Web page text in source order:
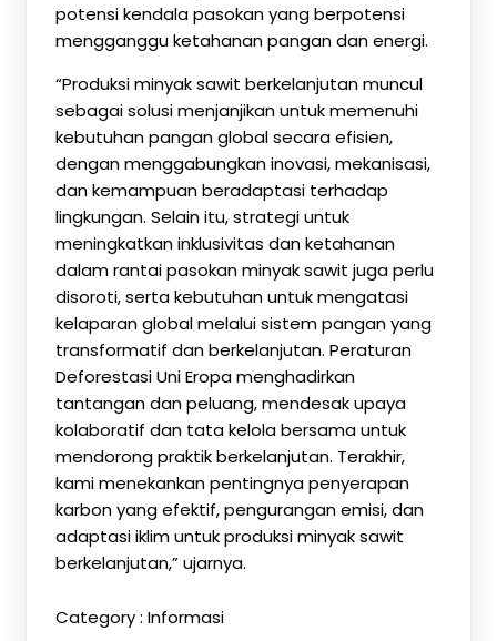
potensi kendala pasokan yang berpotensi
mengganggu ketahanan pangan dan energi.
“Produksi minyak sawit berkelanjutan muncul
sebagai solusi menjanjikan untuk memenuhi
kebutuhan pangan global secara efisien,
dengan menggabungkan inovasi, mekanisasi,
dan kemampuan beradaptasi terhadap
lingkungan. Selain itu, strategi untuk
meningkatkan inklusivitas dan ketahanan
dalam rantai pasokan minyak sawit juga perlu
disoroti, serta kebutuhan untuk mengatasi
kelaparan global melalui sistem pangan yang
transformatif dan berkelanjutan. Peraturan
Deforestasi Uni Eropa menghadirkan
tantangan dan peluang, mendesak upaya
kolaboratif dan tata kelola bersama untuk
mendorong praktik berkelanjutan. Terakhir,
kami menekankan pentingnya penyerapan
karbon yang efektif, pengurangan emisi, dan
adaptasi iklim untuk produksi minyak sawit
berkelanjutan,” ujarnya.
Category : Informasi